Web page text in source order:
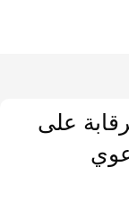
على